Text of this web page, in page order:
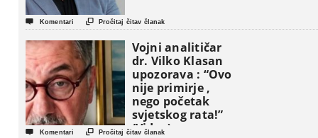
 Komentari  Pročitaj čitav članak
Vojni analitičar
dr. Vilko Klasan
upozorava : “Ovo
nije primirje ,
nego početak
svjetskog rata!”
(Video)
 Komentari  Pročitaj čitav članak